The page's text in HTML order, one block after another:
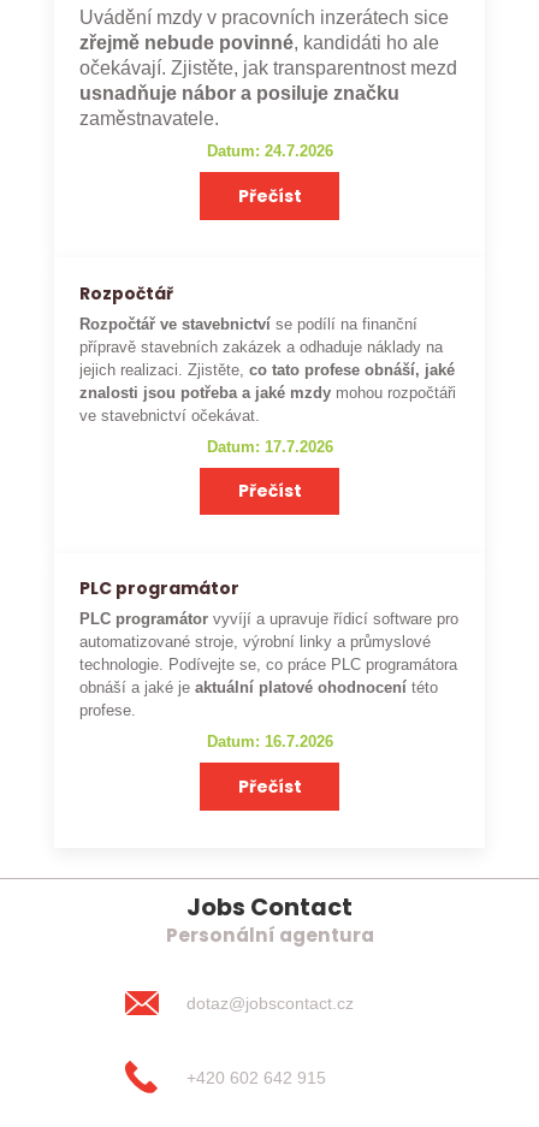
Uvádění mzdy v pracovních inzerátech sice
zřejmě nebude povinné, kandidáti ho ale
očekávají. Zjistěte, jak transparentnost mezd
usnadňuje nábor a posiluje značku
zaměstnavatele.
Datum: 24.7.2026
Přečíst
Rozpočtář
Rozpočtář ve stavebnictví se podílí na finanční
přípravě stavebních zakázek a odhaduje náklady na
jejich realizaci. Zjistěte,co tato profese obnáší, jaké
znalosti jsou potřeba a jaké mzdy mohou rozpočtáři
ve stavebnictví očekávat.
Datum: 17.7.2026
Přečíst
PLC programátor
PLC programátor vyvíjí a upravuje řídicí software pro
automatizované stroje, výrobní linky a průmyslové
technologie. Podívejte se, co práce PLC programátora
obnáší a jaké je aktuální platové ohodnocení této
profese.
Datum: 16.7.2026
Přečíst
Jobs Contact
Personální agentura
dotaz@jobscontact.cz
+420 602 642 915